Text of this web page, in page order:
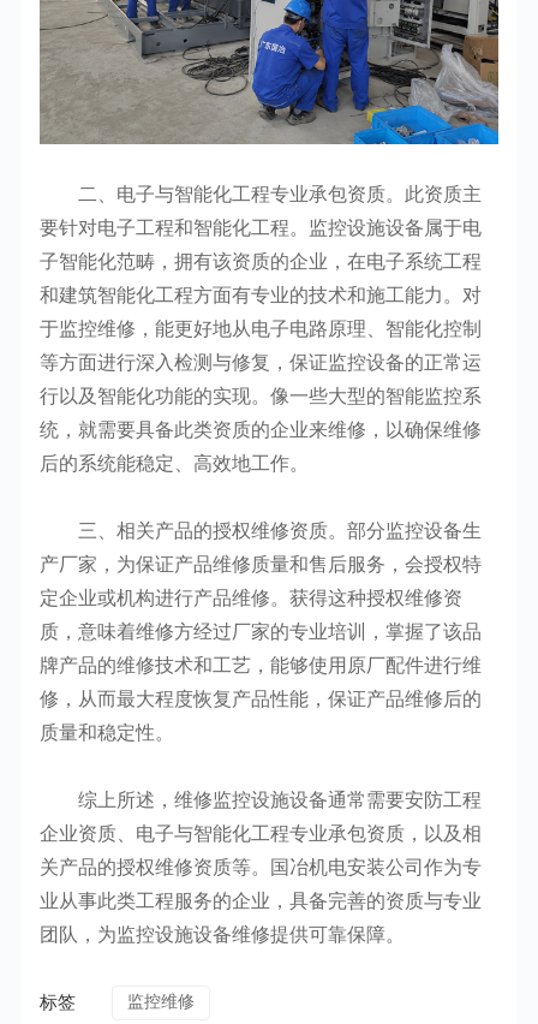
二、电子与智能化工程专业承包资质。此资质主
要针对电子工程和智能化工程。监控设施设备属于电
子智能化范畴，拥有该资质的企业，在电子系统工程
和建筑智能化工程方面有专业的技术和施工能力。对
于监控维修，能更好地从电子电路原理、智能化控制
等方面进行深入检测与修复，保证监控设备的正常运
行以及智能化功能的实现。像一些大型的智能监控系
统，就需要具备此类资质的企业来维修，以确保维修
后的系统能稳定、高效地工作。
三、相关产品的授权维修资质。部分监控设备生
产厂家，为保证产品维修质量和售后服务，会授权特
定企业或机构进行产品维修。获得这种授权维修资
质，意味着维修方经过厂家的专业培训，掌握了该品
牌产品的维修技术和工艺，能够使用原厂配件进行维
修，从而最大程度恢复产品性能，保证产品维修后的
质量和稳定性。
综上所述，维修监控设施设备通常需要安防工程
企业资质、电子与智能化工程专业承包资质，以及相
关产品的授权维修资质等。国冶机电安装公司作为专
业从事此类工程服务的企业，具备完善的资质与专业
团队，为监控设施设备维修提供可靠保障。
标签 监控维修